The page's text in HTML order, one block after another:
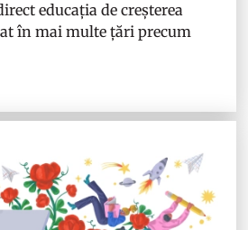
educația de creșterea
în mai multe țări precum